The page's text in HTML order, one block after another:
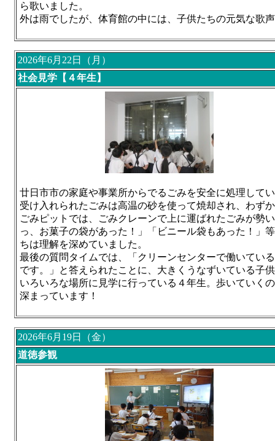
ら歌いました。
外は雨でしたが、体育館の中には、子供たちの元気な歌
2026年6月22日（月）
社会見学【４年生】
廿日市市の家庭や事業所からでるごみを安全に処理して
受け入れられたごみは高温の砂を使って焼却され、わず
ごみピットでは、ごみクレーンで上に運ばれたごみが勢
っ、お菓子の袋があった！」「ビニール袋もあった！」
ちは理解を深めていました。
最後の質問タイムでは、「クリーンセンターで働いてい
です。」と答えられたことに、大きくうなずいている子
いろいろな場所に見学に行っている４年生。歩いていく
深まっています！
2026年6月19日（金）
道徳参観